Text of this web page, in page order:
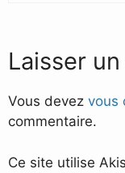
Laisser
Vous devez vous
commentaire.
Ce site utilise